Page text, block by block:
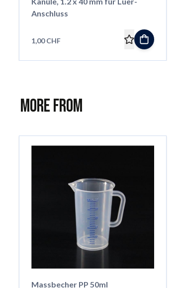
Anschluss
1,00 CHF
More from
Massbecher PP 50ml